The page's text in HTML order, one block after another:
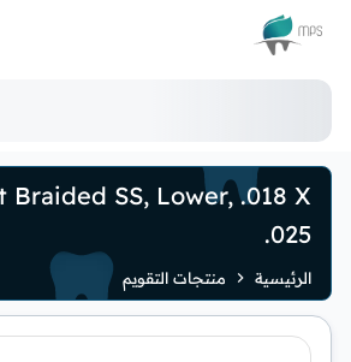
الشعار
Braided SS, Lower, .018 X
.025
الرئيسية منتجات التقويم